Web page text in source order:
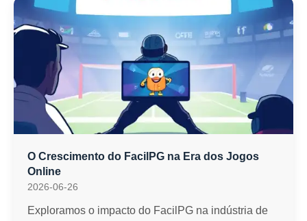
O Crescimento do FacilPG na Era dos Jogos
Online
2026-06-26
Exploramos o impacto do FacilPG na indústria de